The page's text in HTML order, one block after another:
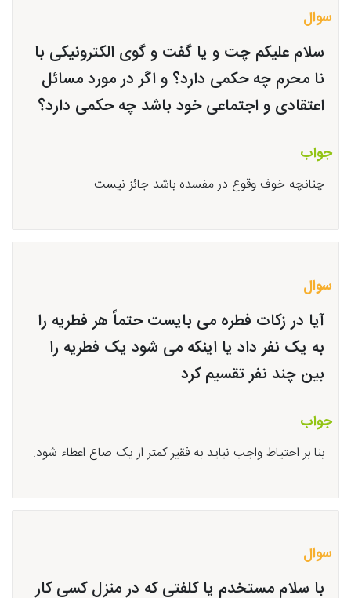
سوال
سلام علیکم چت و یا گفت و گوی الکترونیکی با
نا محرم چه حکمی دارد؟ و اگر در مورد مسائل
اعتقادی و اجتماعی خود باشد چه حکمی دارد؟
جواب
چنانچه خوف وقوع در مفسده باشد جائز نیست.
سوال
آیا در زکات فطره می بایست حتماً هر فطریه را
به یک نفر داد یا اینکه می شود یک فطریه را
بین چند نفر تقسیم کرد
جواب
بنا بر احتیاط واجب نباید به فقیر کمتر از یک صاع اعطاء شود.
سوال
با سلام مستخدم یا کلفتی که در منزل کسی کار